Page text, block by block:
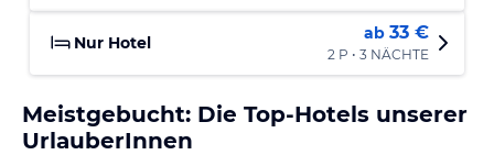
Nur Hotel ab 33 €
2 P • 3 NÄCHTE
Meistgebucht: Die Top-Hotels unserer
UrlauberInnen